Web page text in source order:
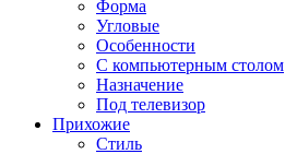
Форма
Угловые
Особенности
С компьютерным столом
Назначение
Под телевизор
Прихожие
Стиль